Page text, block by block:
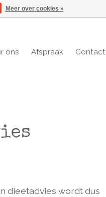
ons Afspraak Contact
dieetadvies wordt dus
Meer over cookies »